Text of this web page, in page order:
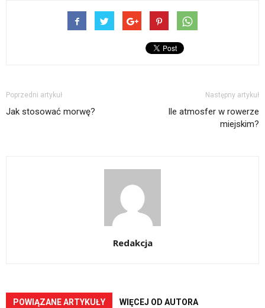
Poprzedni artykuł
Jak stosować morwę?
Następny artykuł
Ile atmosfer w rowerze
miejskim?
Redakcja
POWIĄZANE ARTYKUŁY WIĘCEJ OD AUTORA